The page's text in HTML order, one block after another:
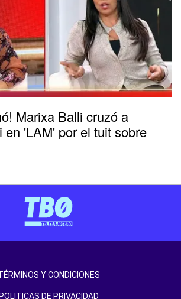
Marixa Balli cruzó a
en 'LAM' por el tuit sobre
Y CONDICIONES
POLITICAS DE PRIVACIDAD